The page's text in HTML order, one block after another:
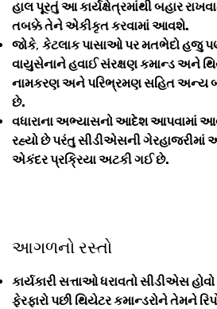
હાલ પૂરતું આ કાર્યક્ષેત્રમાંથી બહાર
તબક્કે તેને એકીકૃત કરવામાં આવશે.
જોકે, કેટલાક પાસાઓ પર મતભેદો હજુ
વાયુસેનાને હવાઈ સંરક્ષણ કમાન્ડ અને
નામકરણ અને પરિભ્રમણ સહિત અન્ય
છે.
વધારાના અભ્યાસનો આદેશ આપવામાં
રહ્યો છે પરંતુ સીડીએસની
એકંદર પ્રક્રિયા અટકી ગઈ છે.
આગળનો રસ્તો
કાર્યકારી સત્તાઓ ધરાવતો સીડીએસ
ફેરફારો પછી થિયેટર કમાન્ડરોને તેમને